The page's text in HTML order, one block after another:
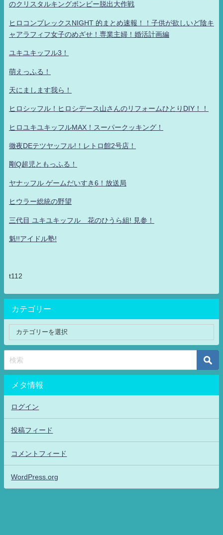
のクリスタルキングボンビー脱出大作戦
ヒロコンプレックスNIGHT 的まとめ速報！！子供が欲しいど陰キ
ャアラフィフ女子のめざせ！専業主婦！婚活計画編
ユキユキッフル3！
萌えっふる！
天にまします我ら！
ヒロシッフル！ヒロシデース山さんのリフォームひとりDIY！！
ヒロユキユキッフルMAX！スーパークッキング！
徹夜DEテツヤッフル!！レトロ館2号店！
剛Q超児ともっふる！
ヤナッフル ゲームだいすき6！放送局
ヒウラー総統の野望
三代目 ユキユキッフル 花のひうら組! 見参！
魁!!アイドル塾!
t112
カテゴリー
メタ情報
ログイン
投稿フィード
コメントフィード
WordPress.org